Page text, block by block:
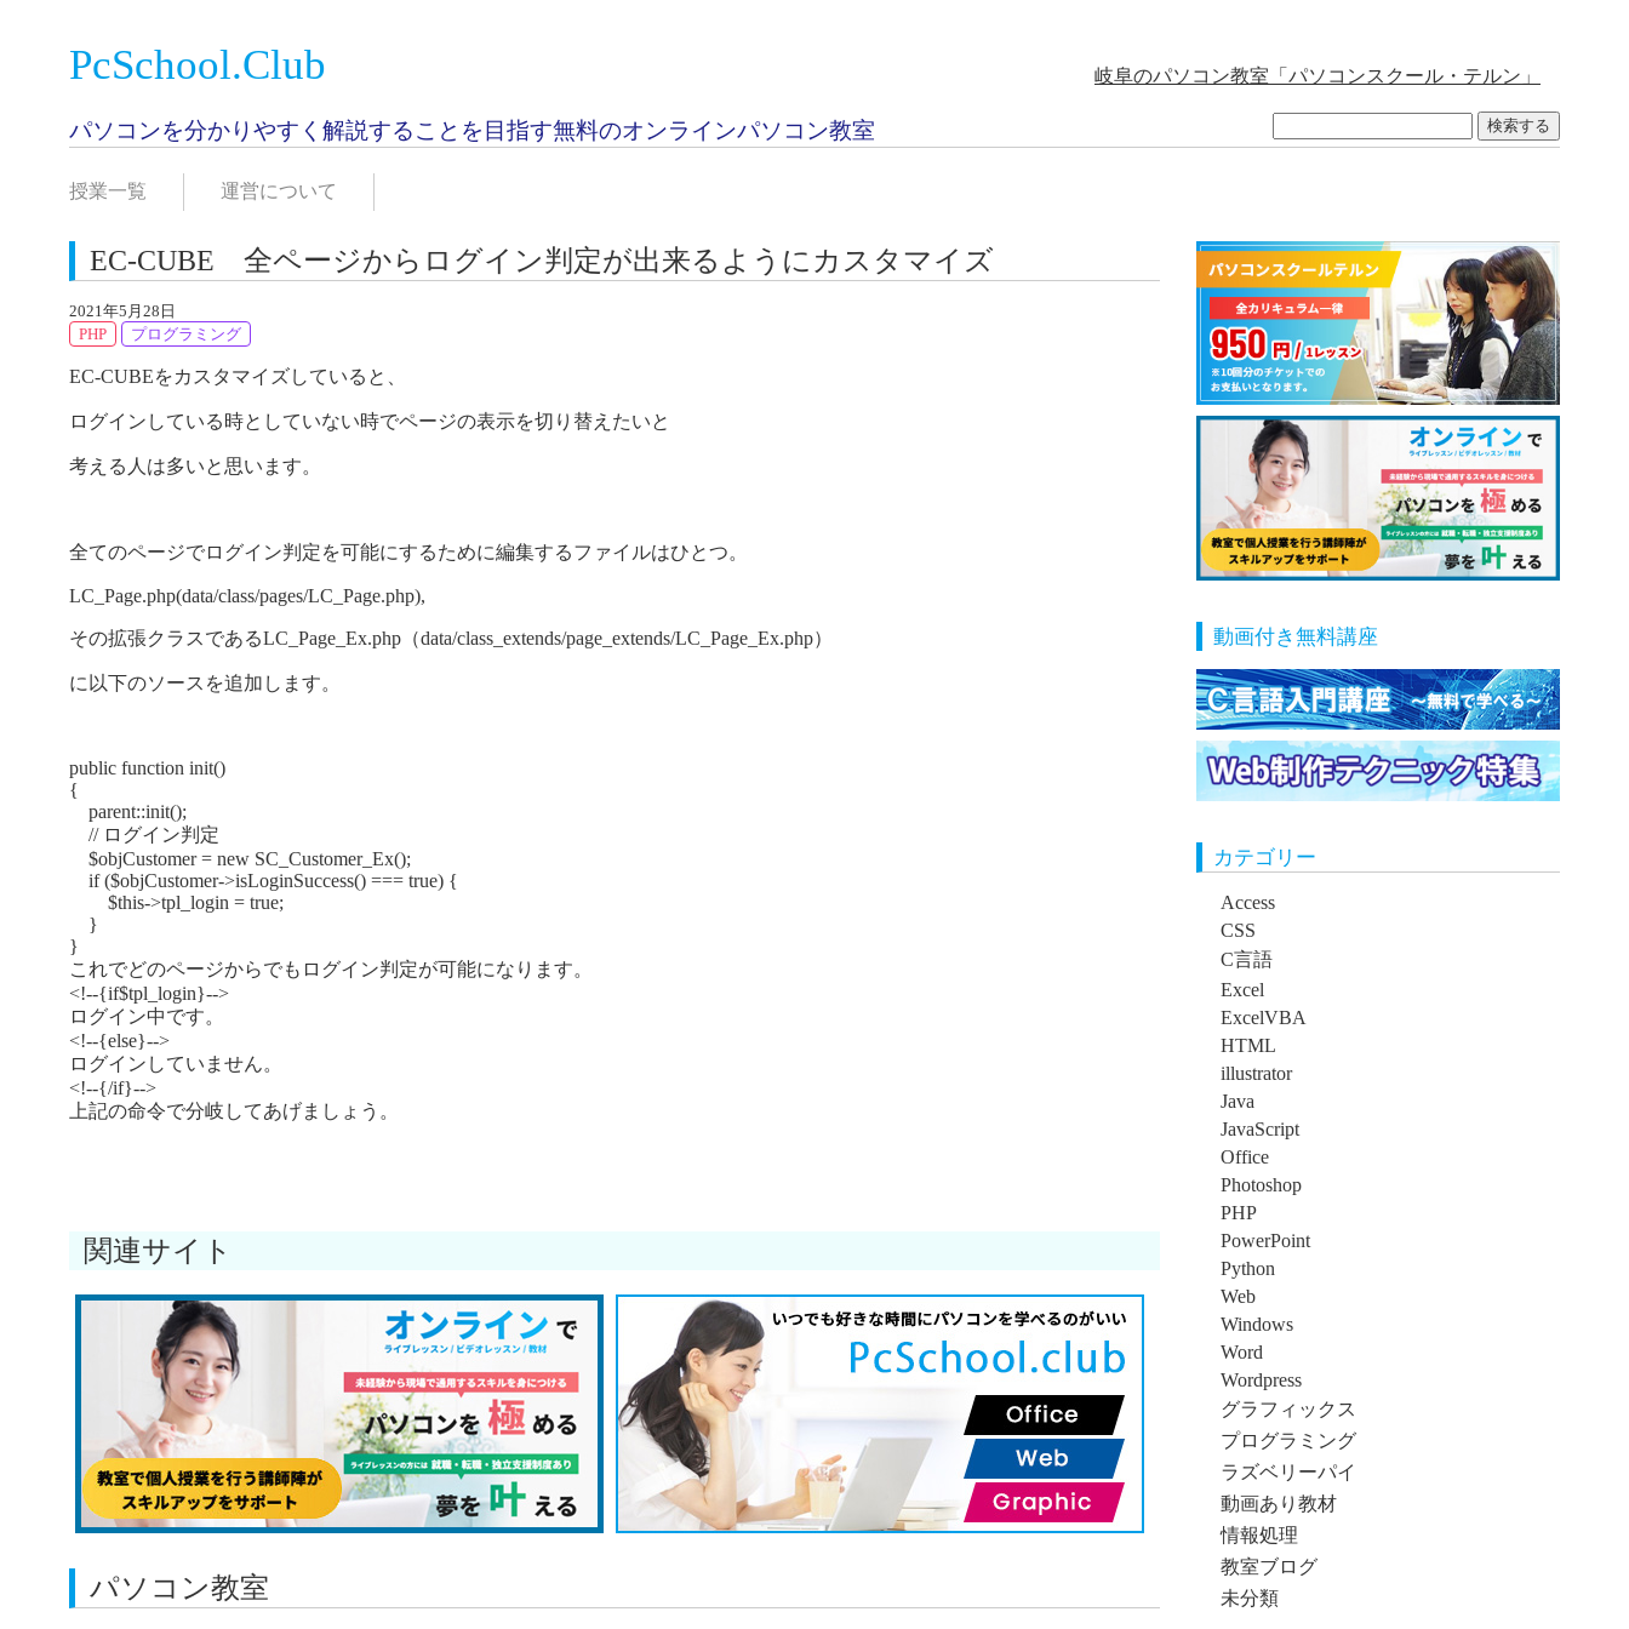
PcSchool.Club
パソコンを分かりやすく解説することを目指す無料のオンラインパソコン教室
岐阜のパソコン教室「パソコンスクール・テルン」
検索する
授業一覧 運営について
EC-CUBE 全ページからログイン判定が出来るようにカスタマイズ
2021年5月28日
PHP
プログラミング
EC-CUBEをカスタマイズしていると、
ログインしている時としていない時でページの表示を切り替えたいと
考える人は多いと思います。
全てのページでログイン判定を可能にするために編集するファイルはひとつ。
LC_Page.php(data/class/pages/LC_Page.php),
その拡張クラスであるLC_Page_Ex.php（data/class_extends/page_extends/LC_Page_Ex.php）
に以下のソースを追加します。
public function init()
{
parent::init();
// ログイン判定
$objCustomer = new SC_Customer_Ex();
if ($objCustomer->isLoginSuccess() === true) {
$this->tpl_login = true;
}
}
これでどのページからでもログイン判定が可能になります。
<!--{if$tpl_login}-->
ログイン中です。
<!--{else}-->
ログインしていません。
<!--{/if}-->
上記の命令で分岐してあげましょう。
関連サイト
パソコン教室
動画付き無料講座
カテゴリー
Access
CSS
C言語
Excel
ExcelVBA
HTML
illustrator
Java
JavaScript
Office
Photoshop
PHP
PowerPoint
Python
Web
Windows
Word
Wordpress
グラフィックス
プログラミング
ラズベリーパイ
動画あり教材
情報処理
教室ブログ
未分類